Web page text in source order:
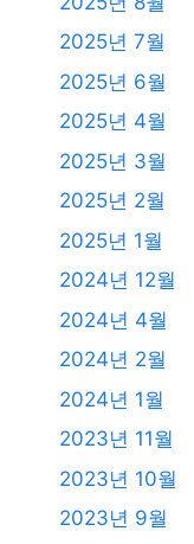
2025년 7월
2025년 6월
2025년 4월
2025년 3월
2025년 2월
2025년 1월
2024년 12월
2024년 4월
2024년 2월
2024년 1월
2023년 11월
2023년 10월
2023년 9월